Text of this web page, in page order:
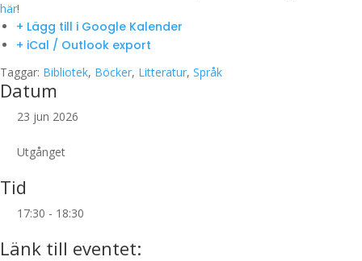
här!
+ Lägg till i Google Kalender
+ iCal / Outlook export
Taggar: Bibliotek, Böcker, Litteratur, Språk
Datum
23 jun 2026
Utgånget
Tid
17:30 - 18:30
Länk till eventet: